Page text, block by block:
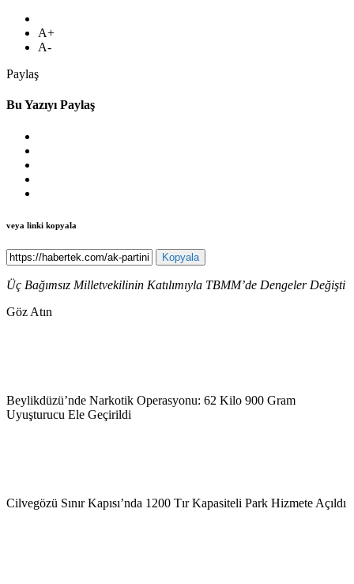
A+
A-
Paylaş
Bu Yazıyı Paylaş
veya linki kopyala
Kopyala
Üç Bağımsız Milletvekilinin Katılımıyla TBMM’de Dengeler Değişti
Göz Atın
Beylikdüzü’nde Narkotik Operasyonu: 62 Kilo 900 Gram
Uyuşturucu Ele Geçirildi
Cilvegözü Sınır Kapısı’nda 1200 Tır Kapasiteli Park Hizmete Açıldı